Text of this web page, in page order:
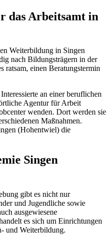
das Arbeitsamt in
Weiterbildung in Singen
nach Bildungsträgern in der
ratsam, einen Beratungstermin
an einer beruflichen
Agentur für Arbeit
wenden. Dort werden sie
Maßnahmen.
(Hohentwiel) die
Singen
gibt es nicht nur
und Jugendliche sowie
ausgewiesene
es sich um Einrichtungen
und Weiterbildung.